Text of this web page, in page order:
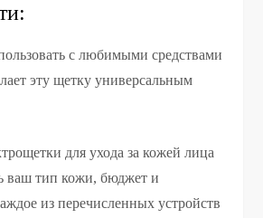
с любимыми средствами
эту щетку универсальным
для ухода за кожей лица
ваш тип кожи, бюджет и
из перечисленных устройств